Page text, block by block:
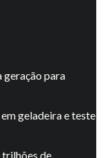
para
geladeira e teste
de